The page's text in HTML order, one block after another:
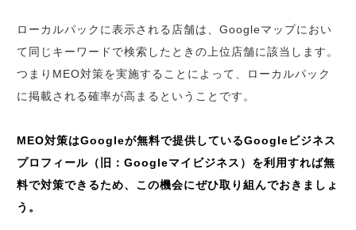
ローカルパックに表示される店舗は、Googleマップにおい
て同じキーワードで検索したときの上位店舗に該当します。
つまりMEO対策を実施することによって、ローカルパック
に掲載される確率が高まるということです。
MEO対策はGoogleが無料で提供しているGoogleビジネス
プロフィール（旧：Googleマイビジネス）を利用すれば無
料で対策できるため、この機会にぜひ取り組んでおきましょ
う。